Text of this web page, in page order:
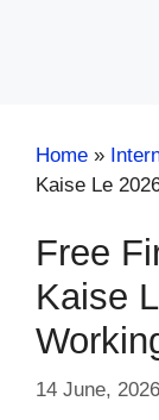
Home »
Kaise Le
Free
Kaise
14 June, 2026